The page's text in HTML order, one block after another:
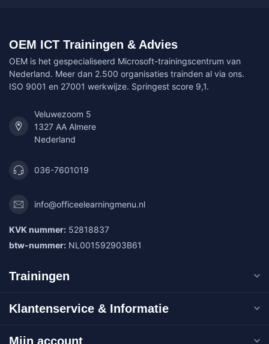
OEM ICT Trainingen & Advies
OEM is het gespecialiseerd Microsoft-trainingscentrum van
Nederland. Meer dan 2.500 organisaties trainden al via ons.
ISO 9001 en 27001 werkwijze. Springest score 9,1.
Veluwezoom 5
1327 AA Almere
Nederland
036-7601019
info@officeelearningmenu.nl
KVK nummer: 52818837
btw-nummer: NL001592903B61
Trainingen
Klantenservice & Informatie
Mijn account